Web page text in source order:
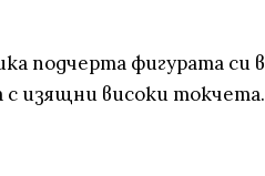
подчерта фигурата си в
с изящни високи токчета.